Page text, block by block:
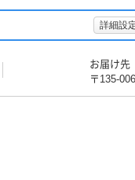
詳細設
お届け先
〒135-